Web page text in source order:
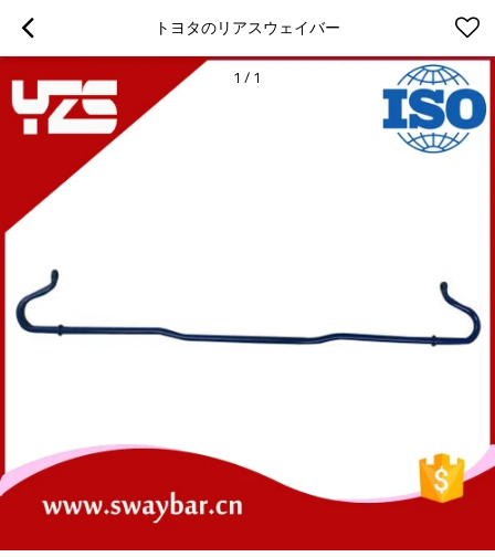
トヨタのリアスウェイバー
1 / 1